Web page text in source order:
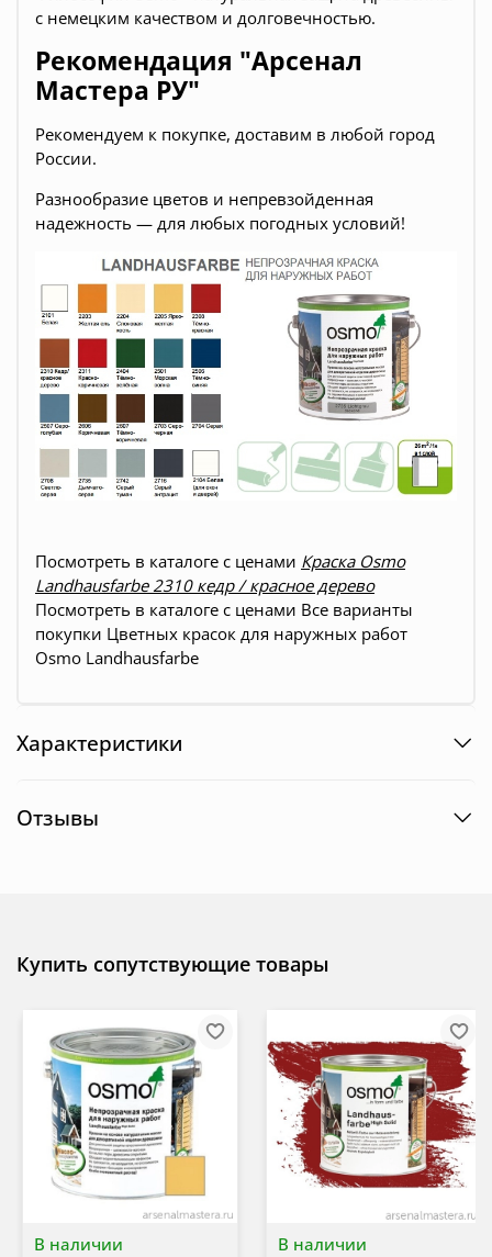
с немецким качеством и долговечностью.
Рекомендация "Арсенал
Мастера РУ"
Рекомендуем к покупке, доставим в любой город
России.
Разнообразие цветов и непревзойденная
надежность — для любых погодных условий!
Посмотреть в каталоге с ценами Краска Osmo
Landhausfarbe 2310 кедр / красное дерево
Посмотреть в каталоге с ценами Все варианты
покупки Цветных красок для наружных работ
Osmo Landhausfarbe
Характеристики
Отзывы
Купить сопутствующие товары
В наличии В наличии